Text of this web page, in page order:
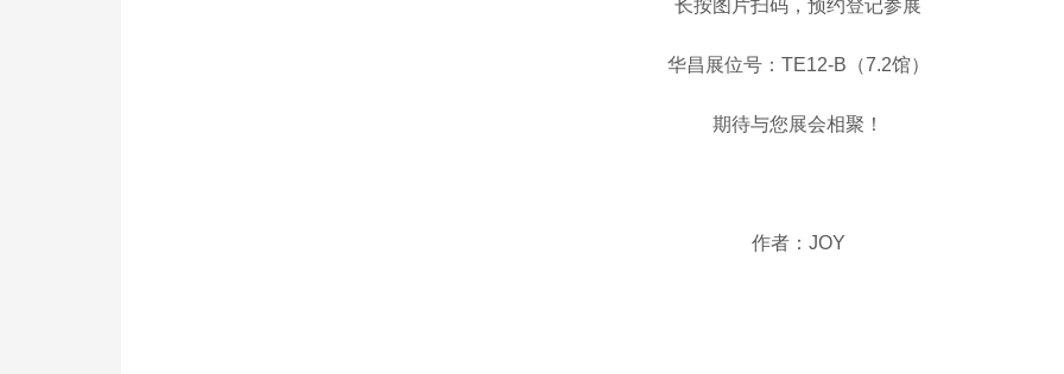
长按图片扫码，预约登记参展
华昌展位号：TE12-B（7.2馆）
期待与您展会相聚！
作者：JOY